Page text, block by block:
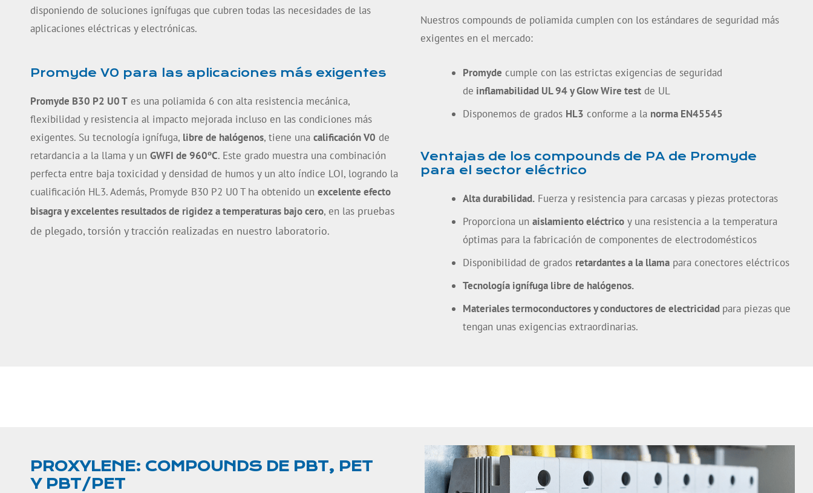
disponiendo de soluciones ignífugas que cubren todas las necesidades de las
aplicaciones eléctricas y electrónicas.
Promyde V0 para las aplicaciones más exigentes
Promyde B30 P2 U0 T es una poliamida 6 con alta resistencia mecánica,
flexibilidad y resistencia al impacto mejorada incluso en las condiciones más
exigentes. Su tecnología ignífuga, libre de halógenos, tiene una calificación V0 de
retardancia a la llama y un GWFI de 960ºC. Este grado muestra una combinación
perfecta entre baja toxicidad y densidad de humos y un alto índice LOI, logrando la
cualificación HL3. Además, Promyde B30 P2 U0 T ha obtenido un excelente efecto
bisagra y excelentes resultados de rigidez a temperaturas bajo cero, en las pruebas
de plegado, torsión y tracción realizadas en nuestro laboratorio.
Nuestros compounds de poliamida cumplen con los estándares de seguridad más
exigentes en el mercado:
Promyde cumple con las estrictas exigencias de seguridad
de inflamabilidad UL 94 y Glow Wire testde UL
Disponemos de grados HL3 conforme a la norma EN45545
Ventajas de los compounds de PA de Promyde
para el sector eléctrico
Alta durabilidad.Fuerza y resistencia para carcasas y piezas protectoras
Proporciona un aislamiento eléctricoy una resistencia a la temperatura
óptimas para la fabricación de componentes de electrodomésticos
Disponibilidad de grados retardantes a la llamapara conectores eléctricos
Tecnología ignífuga libre de halógenos.
Materiales termoconductores y conductores de electricidad para piezas que
tengan unas exigencias extraordinarias.
PROXYLENE: COMPOUNDS DE PBT, PET
Y PBT/PET